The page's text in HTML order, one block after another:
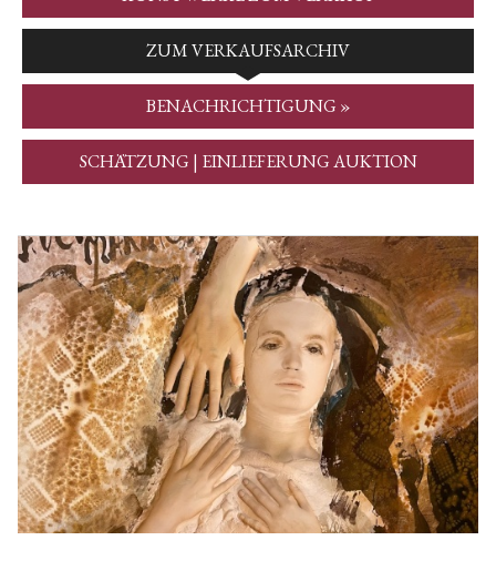
ZUM VERKAUFSARCHIV
BENACHRICHTIGUNG »
SCHÄTZUNG | EINLIEFERUNG AUKTION